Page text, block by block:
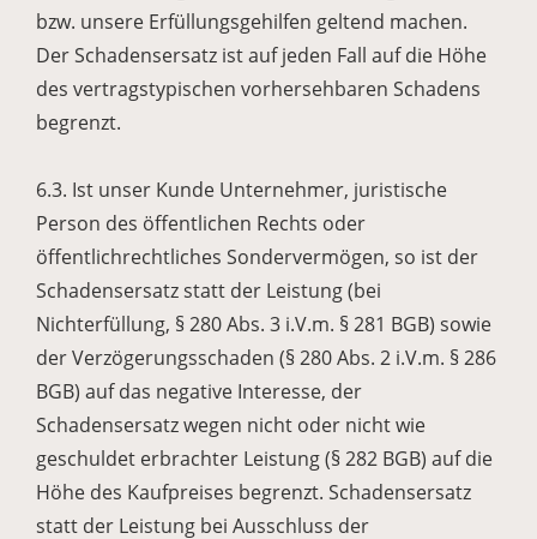
bzw. unsere Erfüllungsgehilfen geltend machen.
Der Schadensersatz ist auf jeden Fall auf die Höhe
des vertragstypischen vorhersehbaren Schadens
begrenzt.
6.3. Ist unser Kunde Unternehmer, juristische
Person des öffentlichen Rechts oder
öffentlichrechtliches Sondervermögen, so ist der
Schadensersatz statt der Leistung (bei
Nichterfüllung, § 280 Abs. 3 i.V.m. § 281 BGB) sowie
der Verzögerungsschaden (§ 280 Abs. 2 i.V.m. § 286
BGB) auf das negative Interesse, der
Schadensersatz wegen nicht oder nicht wie
geschuldet erbrachter Leistung (§ 282 BGB) auf die
Höhe des Kaufpreises begrenzt. Schadensersatz
statt der Leistung bei Ausschluss der